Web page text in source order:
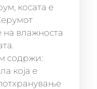
косата е
влажноста
содржи:
која е